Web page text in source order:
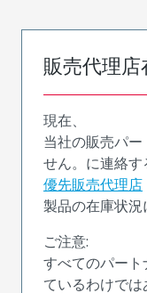
販売代理店
現在、
当社の販売パ
せん。に連絡
優先販売代理店
製品の在庫状
ご注意:
すべてのパー
ているわけでは